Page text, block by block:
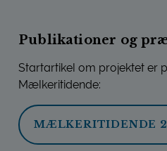
Publikationer og
Startartikel om projektet er
Mælkeritidende:
MÆLKERITIDENDE